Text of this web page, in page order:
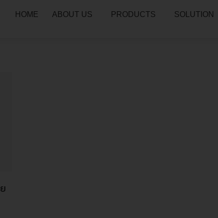
HOME ABOUT US PRODUCTS SOLUTION